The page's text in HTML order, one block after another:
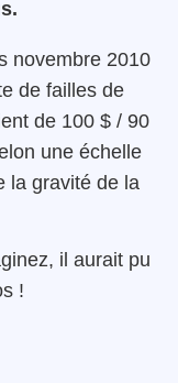
novembre 2010
de failles de
de 100 $ / 90
une échelle
la gravité de la
il aurait pu
!